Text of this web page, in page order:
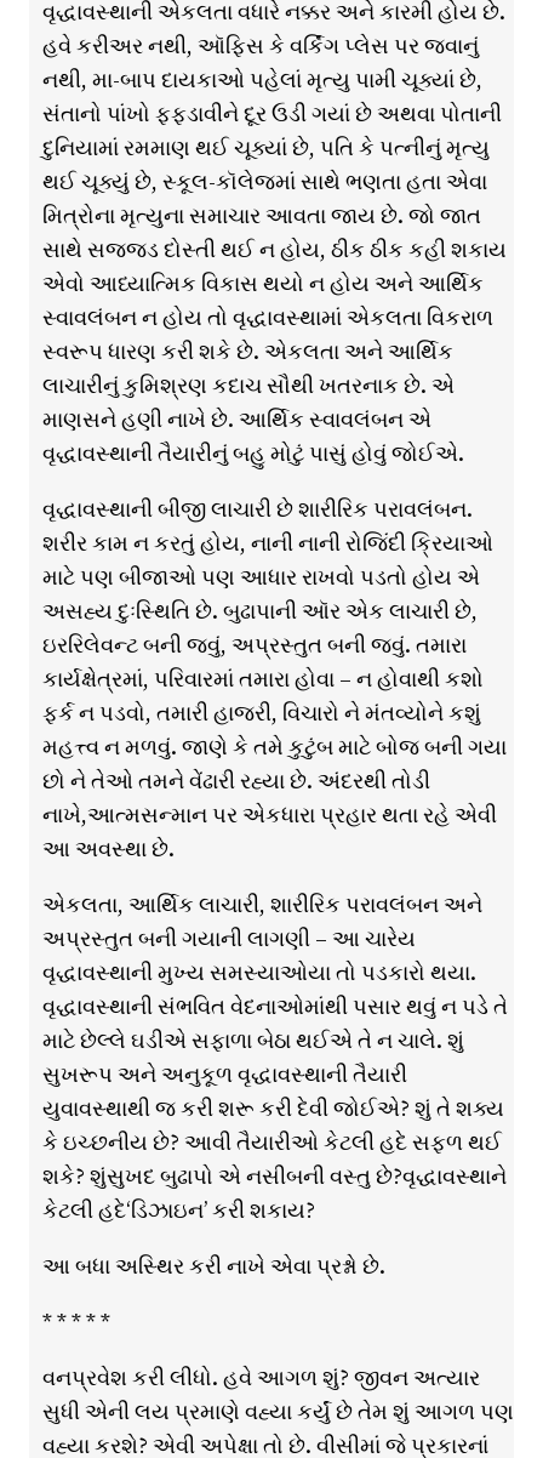
વૃદ્ધાવસ્થાની એકલતા વધારે નક્કર અને કારમી હોય છે.
હવે કરીઅર નથી, ઑફિસ કે વર્કિંગ પ્લેસ પર જવાનું
નથી, મા-બાપ દાયકાઓ પહેલાં મૃત્યુ પામી ચૂક્યાં છે,
સંતાનો પાંખો ફફડાવીને દૂર ઉડી ગયાં છે અથવા પોતાની
દુનિયામાં રમમાણ થઈ ચૂક્યાં છે, પતિ કે પત્નીનું મૃત્યુ
થઈ ચૂક્યું છે, સ્કૂલ-કૉલેજમાં સાથે ભણતા હતા એવા
મિત્રોના મૃત્યુના સમાચાર આવતા જાય છે. જો જાત
સાથે સજ્જડ દોસ્તી થઈ ન હોય, ઠીક ઠીક કહી શકાય
એવો આધ્યાત્મિક વિકાસ થયો ન હોય અને આર્થિક
સ્વાવલંબન ન હોય તો વૃદ્ધાવસ્થામાં એકલતા વિકરાળ
સ્વરૂપ ધારણ કરી શકે છે. એકલતા અને આર્થિક
લાચારીનું કુમિશ્રણ કદાચ સૌથી ખતરનાક છે. એ
માણસને હણી નાખે છે. આર્થિક સ્વાવલંબન એ
વૃદ્ધાવસ્થાની તૈયારીનું બહુ મોટું પાસું હોવું જોઈએ.
વૃદ્ધાવસ્થાની બીજી લાચારી છે શારીરિક પરાવલંબન.
શરીર કામ ન કરતું હોય, નાની નાની રોજિંદી ક્રિયાઓ
માટે પણ બીજાઓ પણ આધાર રાખવો પડતો હોય એ
અસહ્ય દુઃસ્થિતિ છે. બુઢાપાની ઑર એક લાચારી છે,
ઇરરિલેવન્ટ બની જવું, અપ્રસ્તુત બની જવું. તમારા
કાર્યક્ષેત્રમાં, પરિવારમાં તમારા હોવા – ન હોવાથી કશો
ફર્ક ન પડવો, તમારી હાજરી, વિચારો ને મંતવ્યોને કશું
મહત્ત્વ ન મળવું. જાણે કે તમે કુટુંબ માટે બોજ બની ગયા
છો ને તેઓ તમને વેંઢારી રહ્યા છે. અંદરથી તોડી
નાખે,આત્મસન્માન પર એકધારા પ્રહાર થતા રહે એવી
આ અવસ્થા છે.
એકલતા, આર્થિક લાચારી, શારીરિક પરાવલંબન અને
અપ્રસ્તુત બની ગયાની લાગણી – આ ચારેય
વૃદ્ધાવસ્થાની મુખ્ય સમસ્યાઓયા તો પડકારો થયા.
વૃદ્ધાવસ્થાની સંભવિત વેદનાઓમાંથી પસાર થવું ન પડે તે
માટે છેલ્લે ઘડીએ સફાળા બેઠા થઈએ તે ન ચાલે. શું
સુખરૂપ અને અનુકૂળ વૃદ્ધાવસ્થાની તૈયારી
યુવાવસ્થાથી જ કરી શરૂ કરી દેવી જોઈએ? શું તે શક્ય
કે ઇચ્છનીય છે? આવી તૈયારીઓ કેટલી હદે સફળ થઈ
શકે? શુંસુખદ બુઢાપો એ નસીબની વસ્તુ છે?વૃદ્ધાવસ્થાને
કેટલી હદે‘ડિઝાઇન’ કરી શકાય?
આ બધા અસ્થિર કરી નાખે એવા પ્રશ્નો છે.
* * * * *
વનપ્રવેશ કરી લીધો. હવે આગળ શું? જીવન અત્યાર
સુધી એની લય પ્રમાણે વહ્યા કર્યું છે તેમ શું આગળ પણ
વહ્યા કરશે? એવી અપેક્ષા તો છે. વીસીમાં જે પ્રકારનાં